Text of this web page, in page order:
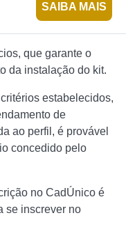
SAIBA MAIS
que garante o
da instalação do kit.
estabelecidos,
de
ao perfil, é provável
concedido pelo
no CadÚnico é
se inscrever no